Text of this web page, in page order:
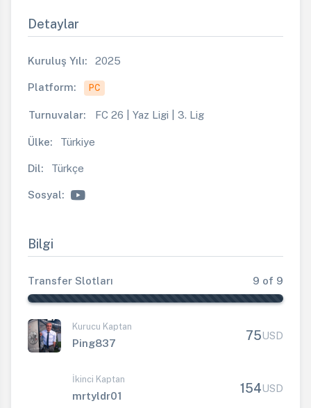
Detaylar
Kuruluş Yılı: 2025
Platform: PC
Turnuvalar: FC 26 | Yaz Ligi | 3. Lig
Ülke: Türkiye
Dil: Türkçe
Sosyal:
Bilgi
Transfer Slotları 9 of 9
Kurucu Kaptan
Ping837
75USD
İkinci Kaptan
mrtyldr01
154USD